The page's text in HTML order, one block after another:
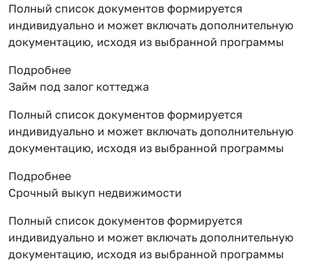
Полный список документов формируется
индивидуально и может включать дополнительную
документацию, исходя из выбранной программы
Подробнее
Займ под залог коттеджа
Полный список документов формируется
индивидуально и может включать дополнительную
документацию, исходя из выбранной программы
Подробнее
Срочный выкуп недвижимости
Полный список документов формируется
индивидуально и может включать дополнительную
документацию, исходя из выбранной программы